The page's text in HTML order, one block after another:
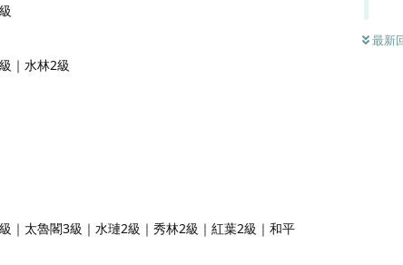
最新
｜水林2級
｜太魯閣3級｜水璉2級｜秀林2級｜紅葉2級｜和平